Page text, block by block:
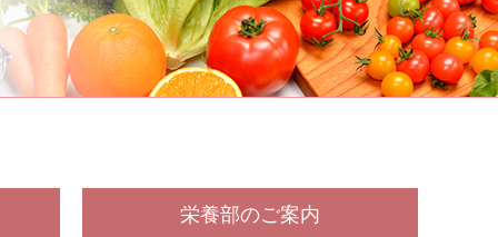
栄養部のご案内